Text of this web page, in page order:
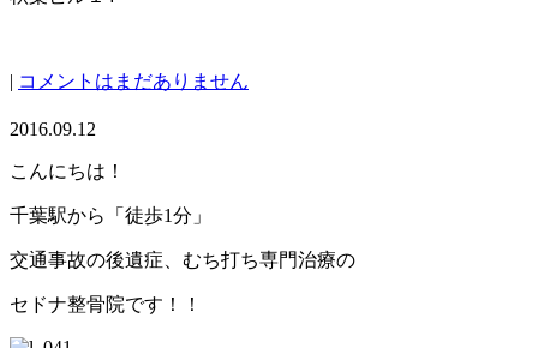
| コメントはまだありません
2016.09.12
こんにちは！
千葉駅から「徒歩1分」
交通事故の後遺症、むち打ち専門治療の
セドナ整骨院です！！